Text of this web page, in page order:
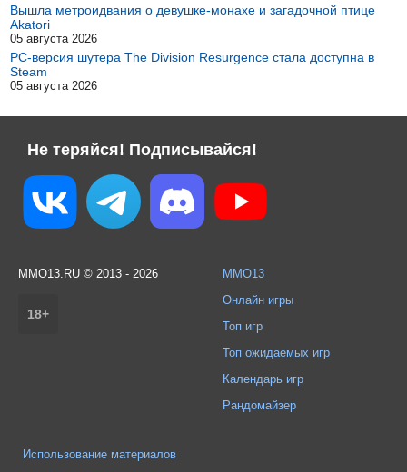
Вышла метроидвания о девушке-монахе и загадочной птице
Akatori
05 августа 2026
PC-версия шутера The Division Resurgence стала доступна в
Steam
05 августа 2026
Не теряйся! Подписывайся!
MMO13.RU © 2013 - 2026
18+
MMO13
Онлайн игры
Топ игр
Топ ожидаемых игр
Календарь игр
Рандомайзер
Использование материалов